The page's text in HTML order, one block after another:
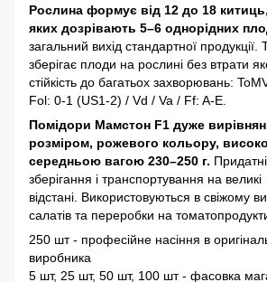
Рослина формує від 12 до 18 китиць,
яких дозрівають 5–6 однорідних
загальний вихід стандартної
зберігає плоди на рослині без втрати
стійкість до багатьох захворювань:
Fol: 0-1 (US1-2) / Vd / Va / Ff: A-E.
Помідори Мамстон F1 дуже
розміром, рожевого кольору,
середньою вагою 230–250 г.
зберігання і транспортування на великі
відстані. Використовуються в свіжому
салатів та переробки на
250 шт - професійне насіння в
виробника
5 шт, 25 шт, 50 шт, 100 шт - фасовка